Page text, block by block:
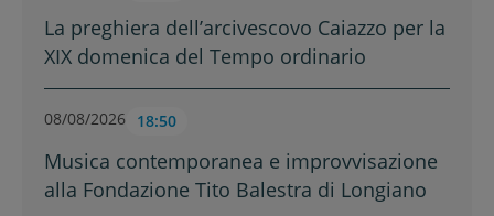
La preghiera dell’arcivescovo Caiazzo per la
XIX domenica del Tempo ordinario
08/08/2026 18:50
Musica contemporanea e improvvisazione
alla Fondazione Tito Balestra di Longiano